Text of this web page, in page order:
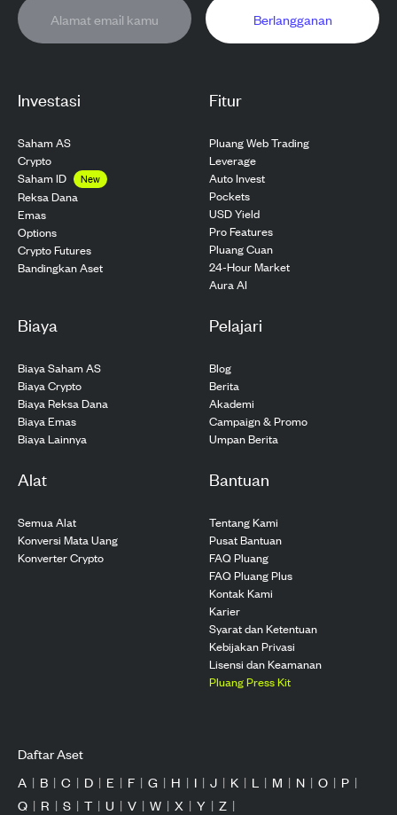
Investasi
Saham AS
Crypto
Saham ID
New
Reksa Dana
Emas
Options
Crypto Futures
Bandingkan Aset
Fitur
Pluang Web Trading
Leverage
Auto Invest
Pockets
USD Yield
Pro Features
Pluang Cuan
24-Hour Market
Aura AI
Biaya
Biaya Saham AS
Biaya Crypto
Biaya Reksa Dana
Biaya Emas
Biaya Lainnya
Pelajari
Blog
Berita
Akademi
Campaign & Promo
Umpan Berita
Alat
Semua Alat
Konversi Mata Uang
Konverter Crypto
Bantuan
Tentang Kami
Pusat Bantuan
FAQ Pluang
FAQ Pluang Plus
Kontak Kami
Karier
Syarat dan Ketentuan
Kebijakan Privasi
Lisensi dan Keamanan
Pluang Press Kit
Berlangganan
Daftar Aset
A | B | C | D | E | F | G | H | I | J | K | L | M | N | O | P |
Q | R | S | T | U | V | W | X | Y | Z |